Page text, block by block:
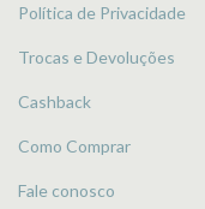
Política de Privacidade
Trocas e Devoluções
Cashback
Como Comprar
Fale conosco